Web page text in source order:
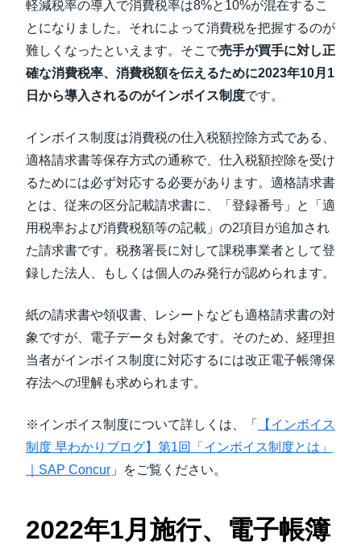
軽減税率の導入で消費税率は8%と10%が混在するこ
とになりました。それによって消費税を把握するのが
難しくなったといえます。そこで売手が買手に対し正
確な消費税率、消費税額を伝えるために2023年10月1
日から導入されるのがインボイス制度です。
インボイス制度は消費税の仕入税額控除方式である、
適格請求書等保存方式の通称で、仕入税額控除を受け
るためには必ず対応する必要があります。適格請求書
とは、従来の区分記載請求書に、「登録番号」と「適
用税率および消費税額等の記載」の2項目が追加され
た請求書です。税務署長に対して課税事業者として登
録した法人、もしくは個人のみ発行が認められます。
紙の請求書や領収書、レシートなども適格請求書の対
象ですが、電子データも対象です。そのため、経理担
当者がインボイス制度に対応するには改正電子帳簿保
存法への理解も求められます。
※インボイス制度について詳しくは、「
【インボイス
制度 早わかりブログ】第1回「インボイス制度とは」
｜SAP Concur 」をご覧ください。
2022年1月施行、電子帳簿